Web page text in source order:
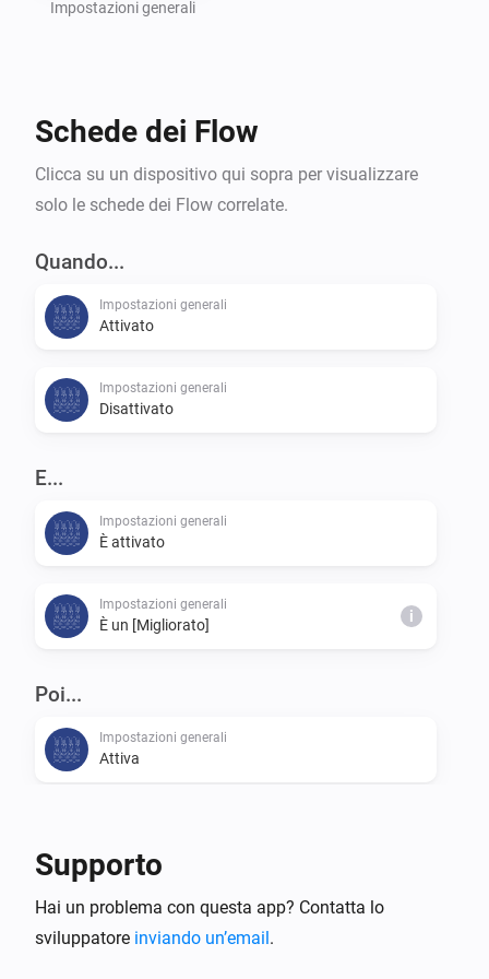
settings of your TV.
m4recek: https://github.com/m4recek/panasonic-
https://github.com/agnat/node_wake_on_lan
To further improve the app, please report bugs and
suggest new features on GitHub (mhaid).
Impostazioni generali
Schede dei Flow
Clicca su un dispositivo qui sopra per visualizzare
solo le schede dei Flow correlate.
Quando...
Impostazioni generali
Attivato
Impostazioni generali
Disattivato
E...
Impostazioni generali
È attivato
Impostazioni generali
È un [Migliorato] i
Poi...
Impostazioni generali
Attiva
Impostazioni generali
Supporto
Hai un problema con questa app? Contatta lo
sviluppatore inviando un’email.